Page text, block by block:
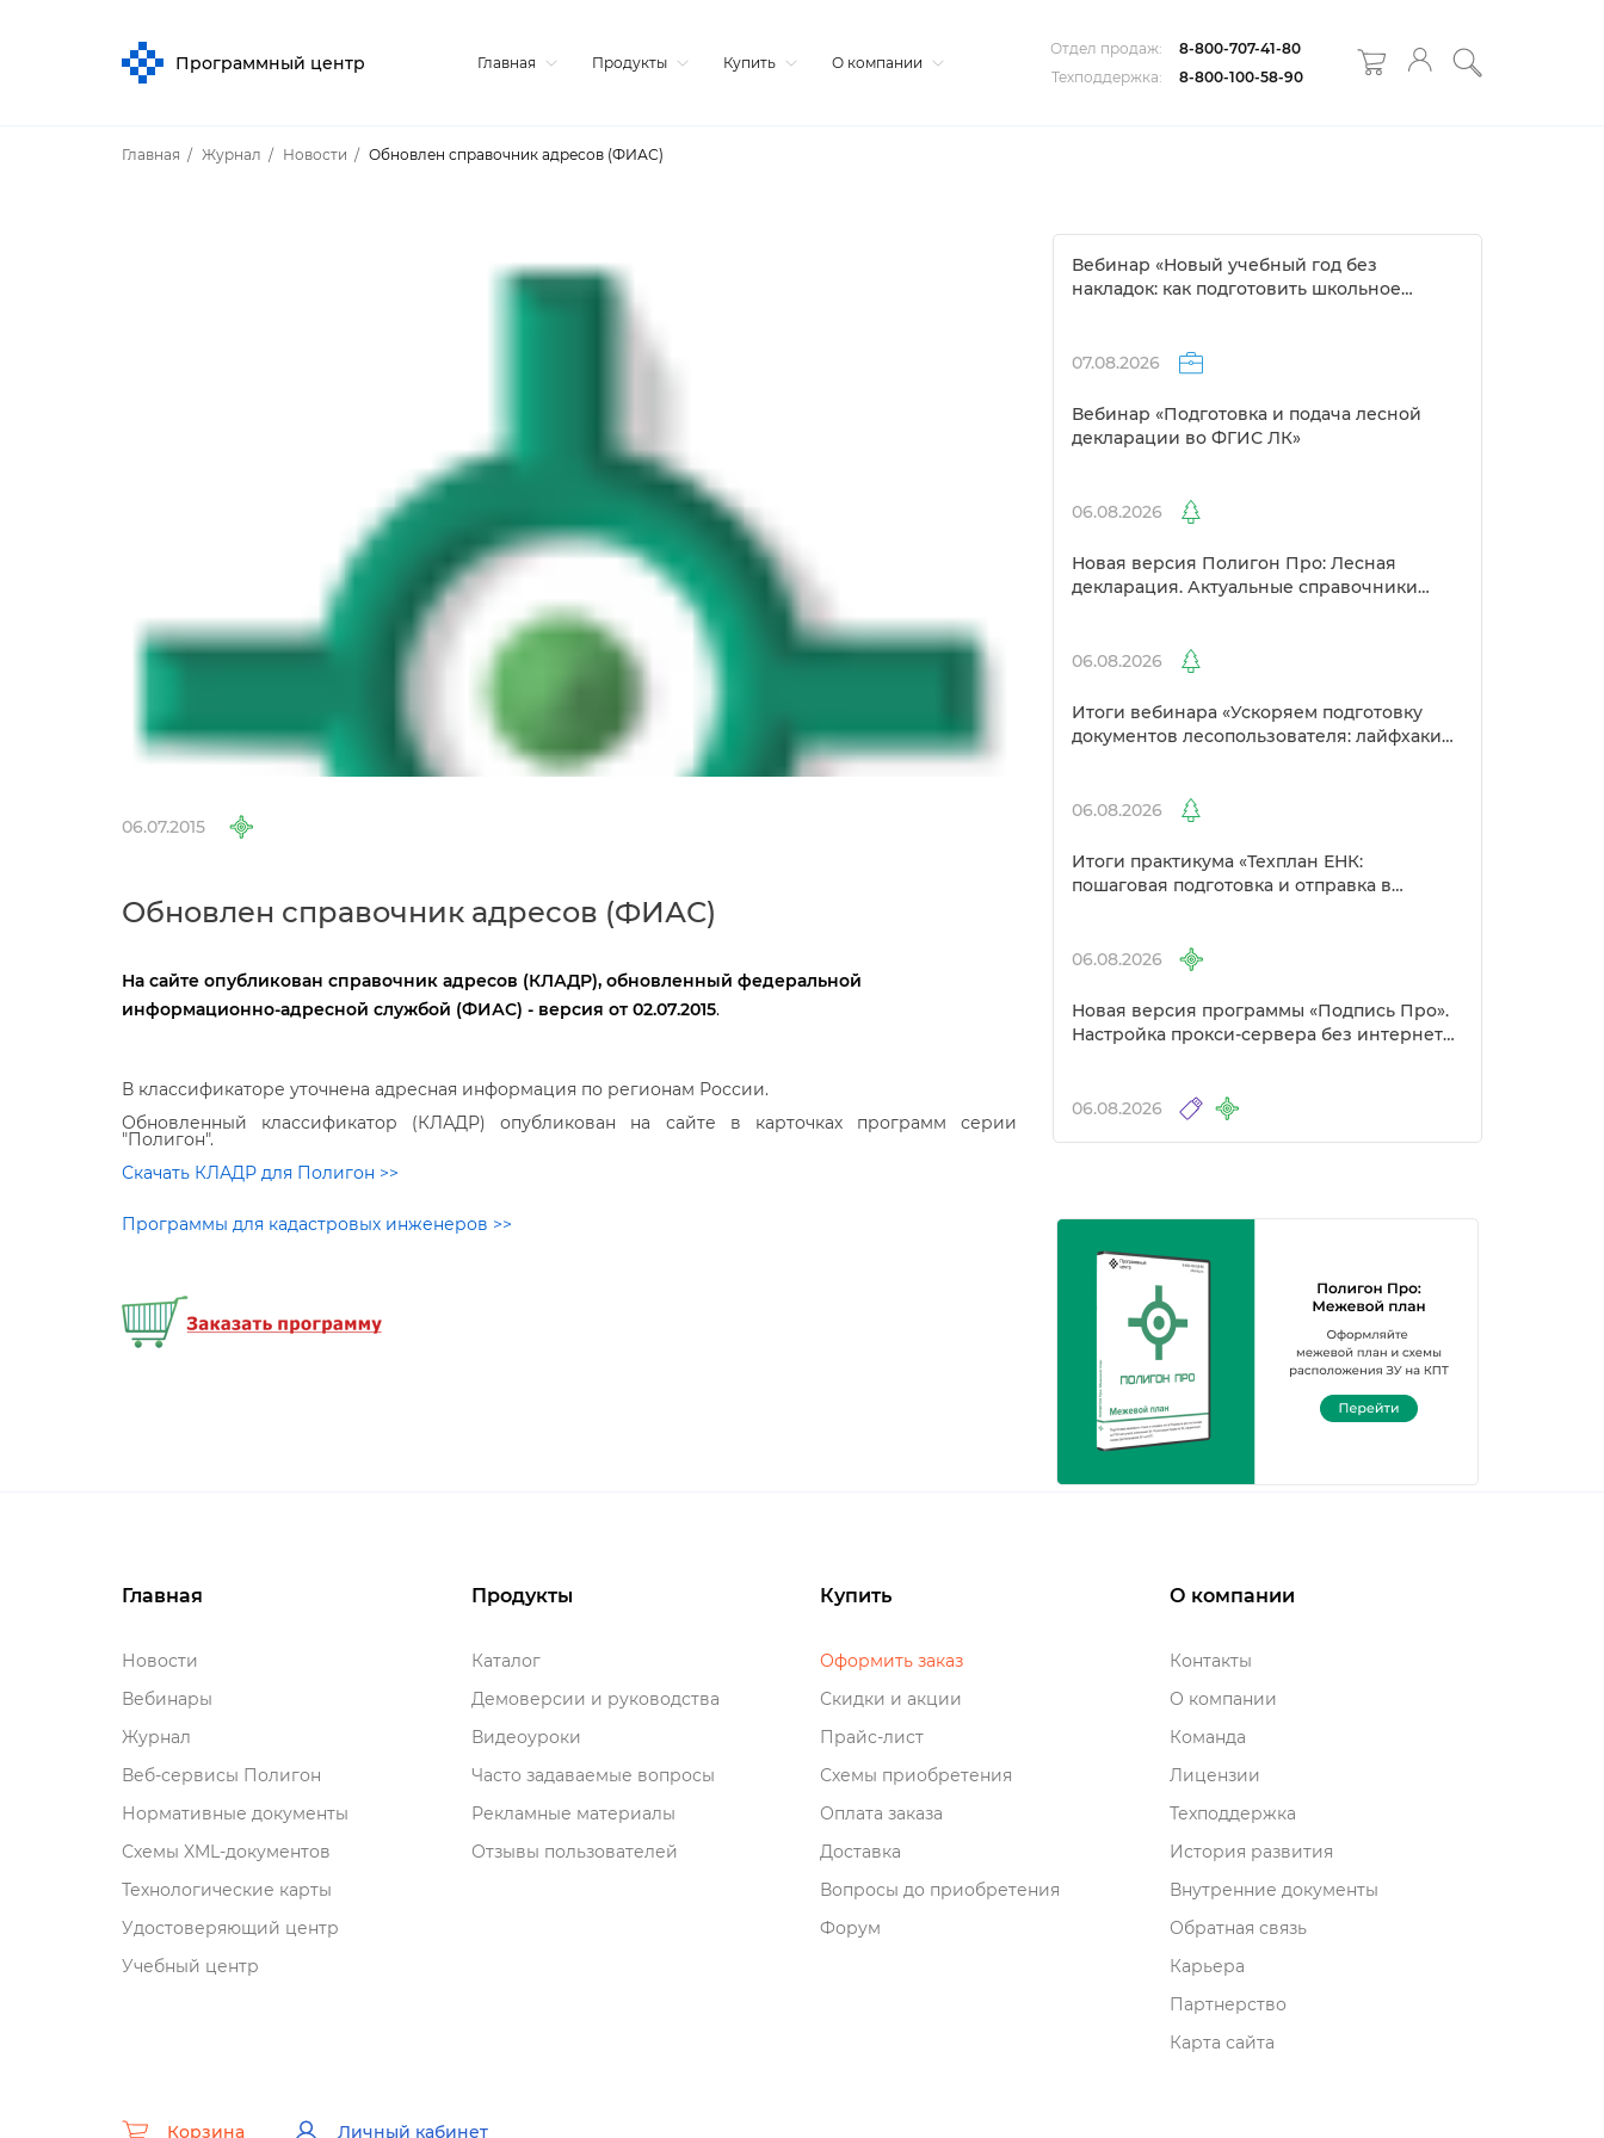
Программный центр Главная Продукты Купить О компании
Отдел продаж:
8-800-707-41-80
Техподдержка:
8-800-100-58-90
Главная Журнал Новости Обновлен справочник адресов (ФИАС)
06.07.2015
Обновлен справочник адресов (ФИАС)
На сайте опубликован справочник адресов (КЛАДР), обновленный федеральной
информационно-адресной службой (ФИАС) - версия от 02.07.2015.
классификаторе уточнена адресная информация по регионам России.
Обновленный классификатор (КЛАДР) опубликован на сайте в карточках программ серии
"Полигон".
Скачать КЛАДР для Полигон >>
Программы для кадастровых инженеров >>
ебинар «Новый учебный год без
накладок: как подготовить школьное
07.08.2026
ебинар «Подготовка и подача лесной
декларации во ФГИС ЛК»
06.08.2026
Новая версия Полигон Про: Лесная
декларация. Актуальные справочники
06.08.2026
Итоги вебинара «Ускоряем подготовку
документов лесопользователя: лайфхаки
06.08.2026
Итоги практикума «Техплан ЕНК:
пошаговая подготовка и отправка
06.08.2026
Новая версия программы «Подпись Про».
Настройка прокси-сервера без интернета
06.08.2026
Главная
Новости
ебинары
Журнал
еб-сервисы Полигон
Нормативные документы
Схемы XML-документо
Технологические карты
Удостоверяющий центр
Учебный центр
Продукты
Катало
Демоверсии и руководства
идеоуроки
Часто задаваемые вопросы
Рекламные материалы
Отзывы пользователей
Купить
Оформить заказ
Скидки и акции
Прайс-лист
Схемы приобретения
Оплата заказа
Доставка
опросы до приобретения
Форум
О компании
Контакты
О компании
Команда
Лицензии
Техподдержка
История развития
нутренние документы
Обратная связь
Карьера
Партнерство
Карта сайта
Корзина Личный кабинет